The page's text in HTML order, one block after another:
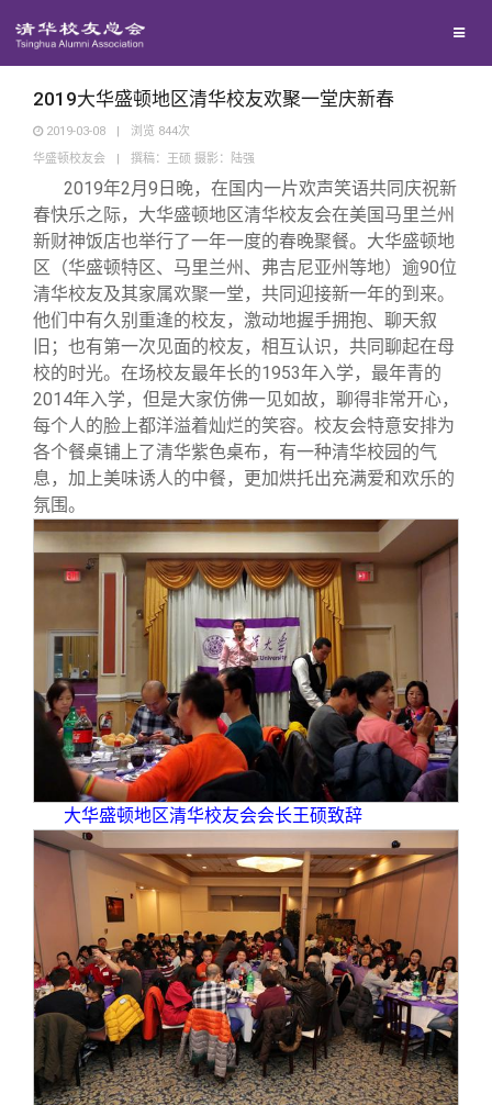
地区联络
年级联络
院系校友工作
专业委员会
兴趣群体
西南联大校友会
回馈母校
捐赠项目
捐赠新闻
捐赠纪事
捐赠方法
义工计划
媒体平台
《清华校友通讯》
《水木清华》
我要订阅
新媒体平台
百年清华
清华人物
清华故事
青春风采
校友讲坛
校友视界
校友服务
终身学习
信息化服务
实用信息
校友总会
总会简介
总会章程
理事会名单
制度法规
联系我们
关闭
2019大华盛顿地区清华校友欢聚一堂庆新春
2019-03-08 | 浏览 844次
华盛顿校友会
| 撰稿：王硕 摄影：陆强
2019年2月9日晚，在国内一片欢声笑语共同庆祝新
春快乐之际，大华盛顿地区清华校友会在美国马里兰州
新财神饭店也举行了一年一度的春晚聚餐。大华盛顿地
区（华盛顿特区、马里兰州、弗吉尼亚州等地）逾90位
清华校友及其家属欢聚一堂，共同迎接新一年的到来。
他们中有久别重逢的校友，激动地握手拥抱、聊天叙
旧；也有第一次见面的校友，相互认识，共同聊起在母
校的时光。在场校友最年长的1953年入学，最年青的
2014年入学，但是大家仿佛一见如故，聊得非常开心，
每个人的脸上都洋溢着灿烂的笑容。校友会特意安排为
各个餐桌铺上了清华紫色桌布，有一种清华校园的气
息，加上美味诱人的中餐，更加烘托出充满爱和欢乐的
氛围。
大华盛顿地区清华校友会会长王硕致辞